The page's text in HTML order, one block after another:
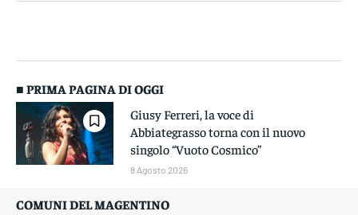
■ PRIMA PAGINA DI OGGI
Giusy Ferreri, la voce di
Abbiategrasso torna con il nuovo
singolo “Vuoto Cosmico”
8 Agosto 2026
COMUNI DEL MAGENTINO